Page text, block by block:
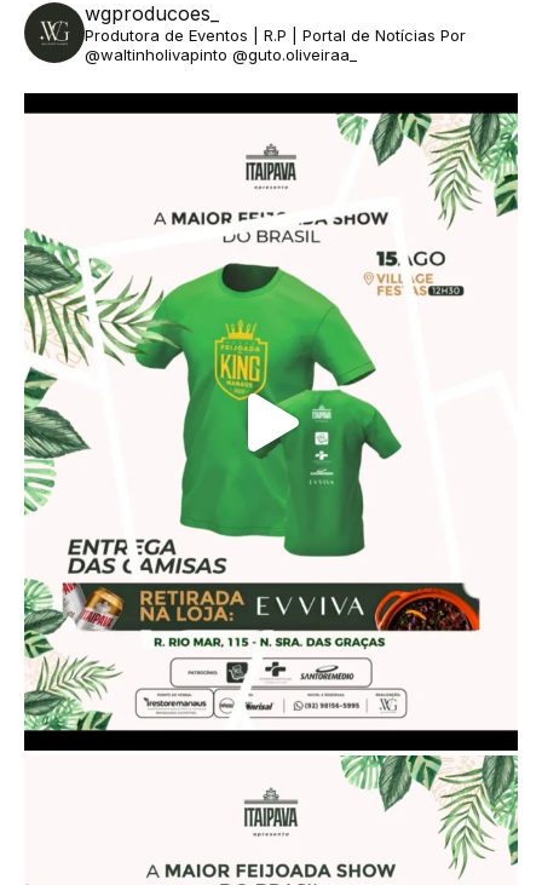
wgproducoes_
Produtora de Eventos | R.P | Portal de Notícias Por
@waltinholivapinto @guto.oliveiraa_